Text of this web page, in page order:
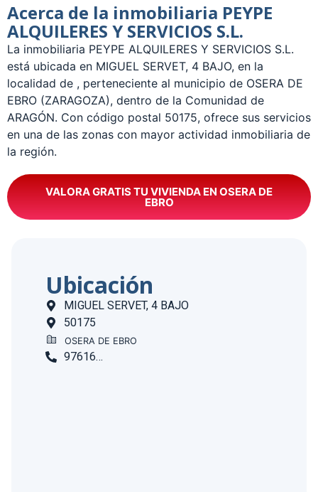
Acerca de la inmobiliaria PEYPE
ALQUILERES Y SERVICIOS S.L.
La inmobiliaria PEYPE ALQUILERES Y SERVICIOS S.L.
está ubicada en MIGUEL SERVET, 4 BAJO, en la
localidad de , perteneciente al municipio de OSERA DE
EBRO (ZARAGOZA), dentro de la Comunidad de
ARAGÓN. Con código postal 50175, ofrece sus servicios
en una de las zonas con mayor actividad inmobiliaria de
la región.
VALORA GRATIS TU VIVIENDA EN OSERA DE
EBRO
Ubicación
MIGUEL SERVET, 4 BAJO
50175
OSERA DE EBRO
976167205